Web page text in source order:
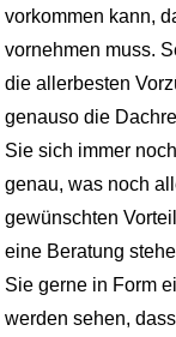
vorkommen kann,
vornehmen muss.
die allerbesten
genauso die
Sie sich immer
genau, was noch
gewünschten
eine Beratung
Sie gerne in Form
werden sehen,